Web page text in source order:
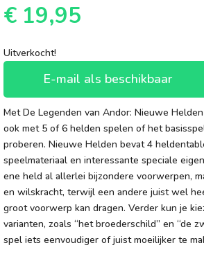
€ 19,95
Uitverkocht!
E-mail als beschikbaar
Met De Legenden van Andor: Nieuwe
ook met 5 of 6 helden spelen of het
proberen. Nieuwe Helden bevat 4
speelmateriaal en interessante speciale
ene held al allerlei bijzondere voorwerpen,
en wilskracht, terwijl een andere juist wel
groot voorwerp kan dragen. Verder kun je
varianten, zoals “het broederschild” en “de
spel iets eenvoudiger of juist moeilijker te